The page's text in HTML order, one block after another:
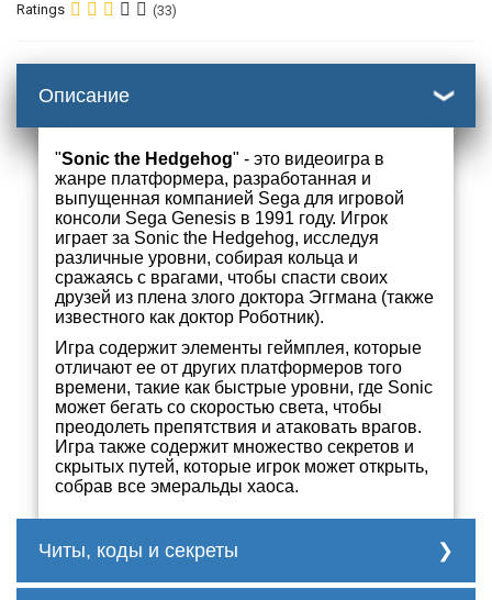
Ratings (33)
Описание
"Sonic the Hedgehog" - это видеоигра в
жанре платформера, разработанная и
выпущенная компанией Sega для игровой
консоли Sega Genesis в 1991 году. Игрок
играет за Sonic the Hedgehog, исследуя
различные уровни, собирая кольца и
сражаясь с врагами, чтобы спасти своих
друзей из плена злого доктора Эггмана (также
известного как доктор Роботник).
Игра содержит элементы геймплея, которые
отличают ее от других платформеров того
времени, такие как быстрые уровни, где Sonic
может бегать со скоростью света, чтобы
преодолеть препятствия и атаковать врагов.
Игра также содержит множество секретов и
скрытых путей, которые игрок может открыть,
собрав все эмеральды хаоса.
Читы, коды и секреты